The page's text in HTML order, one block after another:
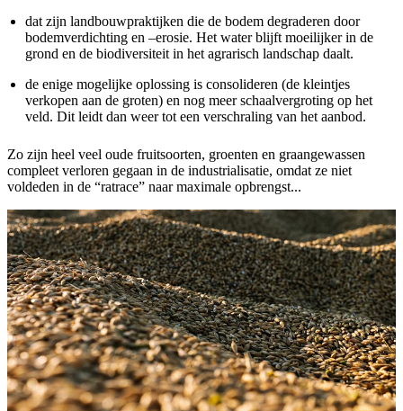
dat zijn landbouwpraktijken die de bodem degraderen door
bodemverdichting en –erosie. Het water blijft moeilijker in de
grond en de biodiversiteit in het agrarisch landschap daalt.
de enige mogelijke oplossing is consolideren (de kleintjes
verkopen aan de groten) en nog meer schaalvergroting op het
veld. Dit leidt dan weer tot een verschraling van het aanbod.
Zo zijn heel veel oude fruitsoorten, groenten en graangewassen
compleet verloren gegaan in de industrialisatie, omdat ze niet
voldeden in de “ratrace” naar maximale opbrengst...